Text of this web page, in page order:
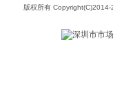
版权所有